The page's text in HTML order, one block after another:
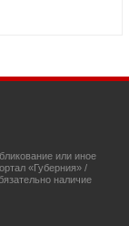
или иное
«Губерния» /
наличие